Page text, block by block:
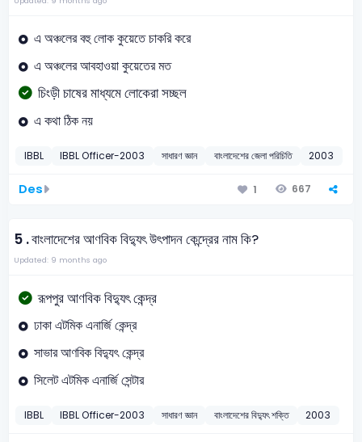
এ অঞ্চলের বহু লোক কুয়েতে চাকরি করে
এ অঞ্চলের আবহাওয়া কুয়েতের মত
চিংড়ী চাষের মাধ্যমে লোকেরা সচ্ছল
এ কথা ঠিক নয়
IBBL IBBL Officer-2003 সাধারণ জ্ঞান বাংলাদেশের জেলা পরিচিতি 2003
Des 1 667
5 .বাংলাদেশের আণবিক বিদ্যুৎ উৎপাদন কেন্দ্রের নাম কি?
Updated: 9 months ago
রূপপুর আণবিক বিদ্যুৎ কেন্দ্র
ঢাকা এটমিক এনার্জি কেন্দ্র
সাভার আণবিক বিদ্যুৎ কেন্দ্র
সিলেট এটমিক এনার্জি সেন্টার
IBBL IBBL Officer-2003 সাধারণ জ্ঞান বাংলাদেশের বিদ্যুৎ শক্তি 2003